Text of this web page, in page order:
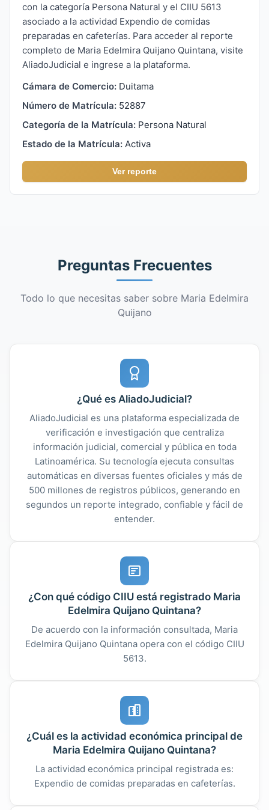
con la categoría Persona Natural y el CIIU 5613
asociado a la actividad Expendio de comidas
preparadas en cafeterías. Para acceder al reporte
completo de Maria Edelmira Quijano Quintana, visite
AliadoJudicial e ingrese a la plataforma.
Cámara de Comercio: Duitama
Número de Matrícula: 52887
Categoría de la Matrícula: Persona Natural
Estado de la Matrícula: Activa
Ver reporte
Preguntas Frecuentes
Todo lo que necesitas saber sobre Maria Edelmira
Quijano
¿Qué es AliadoJudicial?
AliadoJudicial es una plataforma especializada de
verificación e investigación que centraliza
información judicial, comercial y pública en toda
Latinoamérica. Su tecnología ejecuta consultas
automáticas en diversas fuentes oficiales y más de
500 millones de registros públicos, generando en
segundos un reporte integrado, confiable y fácil de
entender.
¿Con qué código CIIU está registrado Maria
Edelmira Quijano Quintana?
De acuerdo con la información consultada, Maria
Edelmira Quijano Quintana opera con el código CIIU
5613.
¿Cuál es la actividad económica principal de
Maria Edelmira Quijano Quintana?
La actividad económica principal registrada es:
Expendio de comidas preparadas en cafeterías.